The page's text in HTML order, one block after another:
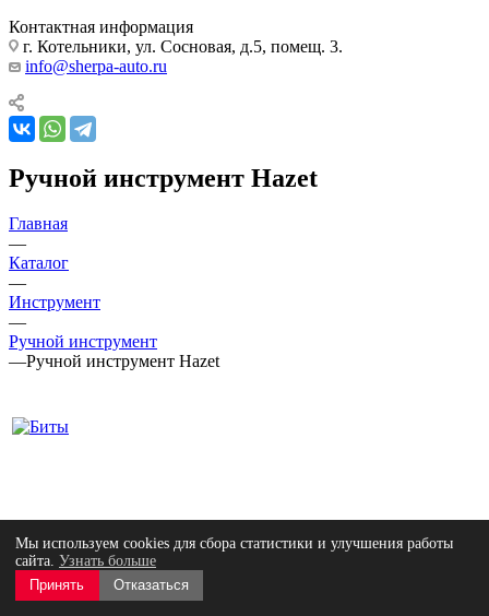
Контактная информация
г. Котельники, ул. Сосновая, д.5, помещ. 3.
info@sherpa-auto.ru
Ручной инструмент Hazet
Главная
—
Каталог
—
Инструмент
—
Ручной инструмент
—Ручной инструмент Hazet
Биты
Мы используем cookies для сбора статистики и улучшения работы
сайта. Узнать больше
Принять
Отказаться